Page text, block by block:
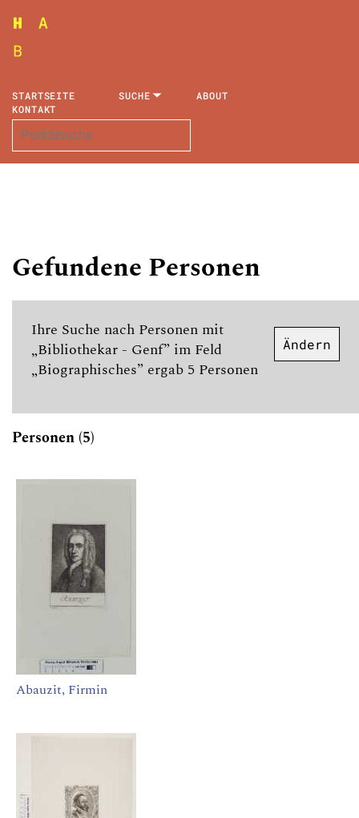
STARTSEITE SUCHE
ABOUT
KONTAKT
Gefundene Personen
Ihre Suche nach Personen mit
„Bibliothekar - Genf” im Feld
„Biographisches” ergab 5 Personen
Ändern
Personen (5)
Abauzit, Firmin